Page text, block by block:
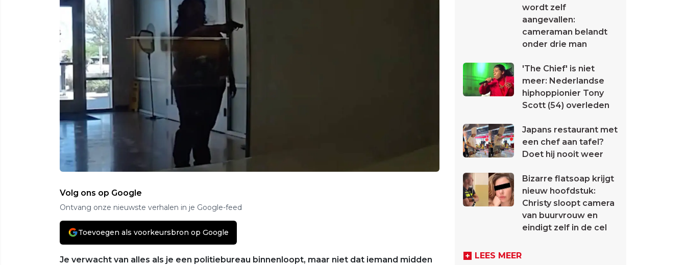
Volg ons op Google
Ontvang onze nieuwste verhalen in je Google-feed
Toevoegen als voorkeursbron op Google
Je verwacht van alles als je een politiebureau binnenloopt, maar niet dat iemand midden
wordt zelf
aangevallen:
cameraman belandt
onder drie man
'The Chief' is niet
meer: Nederlandse
hiphoppionier Tony
Scott (54) overleden
Japans restaurant met
een chef aan tafel?
Doet hij nooit weer
Bizarre flatsoap krijgt
nieuw hoofdstuk:
Christy sloopt camera
van buurvrouw en
eindigt zelf in de cel
LEES MEER